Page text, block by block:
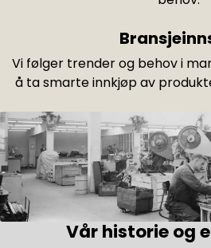
Vi følger trender og behov i
å ta smarte innkjøp av
Vår historie og